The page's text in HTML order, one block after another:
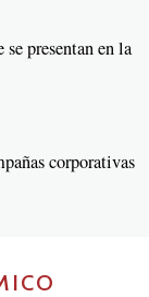
presentan en la
corporativas